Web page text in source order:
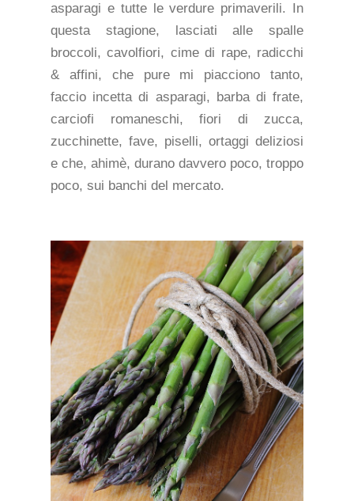
asparagi e tutte le verdure primaverili. In
questa stagione, lasciati alle spalle
broccoli, cavolfiori, cime di rape, radicchi
& affini, che pure mi piacciono tanto,
faccio incetta di asparagi, barba di frate,
carciofi romaneschi, fiori di zucca,
zucchinette, fave, piselli, ortaggi deliziosi
e che, ahimè, durano davvero poco, troppo
poco, sui banchi del mercato.